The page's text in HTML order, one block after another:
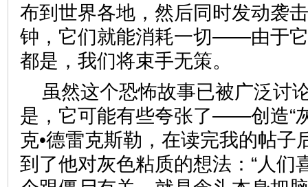
布到世界各地，然后同时发动袭
钟，它们就能消耗一切——由于
都是，我们将束手无策。
虽然这个恐怖故事已被广泛讨
是，它可能有些夸张了——创造“
克•德雷克斯勒，在读完我的帖子
到了他对灰色粘质的想法：“人们